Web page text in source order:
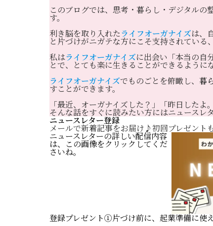
このブログでは、思考・暮らし・デジタルの
す。
利き脳を取り入れたライフオーガナイズは、
と片づけがニガテな方にこそ支持されている
私はライフオーガナイズに出会い「本当の自
とで、とても楽に生きることができるように
ライフオーガナイズでものごとを俯瞰し、 暮
すことができます。
「最近、オーガナイズした？」「昨日した
そんな話をすぐに読みたい方にはニュースレ
ニュースレター登録
メールで新着記事をお届け♪初回プレゼント
ニュースレターの詳しい配信内容
は、この画像をクリックしてくだ
さいね。
登録プレゼント①片づけ前に、起業準備に使